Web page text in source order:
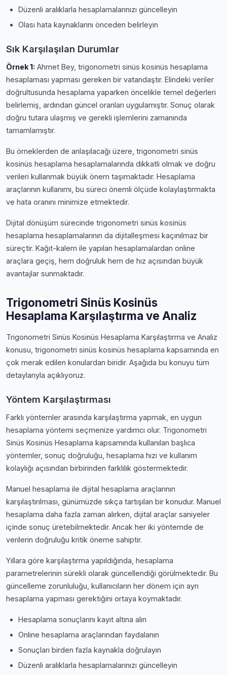
Düzenli aralıklarla hesaplamalarınızı güncelleyin
Olası hata kaynaklarını önceden belirleyin
Sık Karşılaşılan Durumlar
Örnek 1: Ahmet Bey, trigonometri sinüs kosinüs hesaplama
hesaplaması yapması gereken bir vatandaştır. Elindeki veriler
doğrultusunda hesaplama yaparken öncelikle temel değerleri
belirlemiş, ardından güncel oranları uygulamıştır. Sonuç olarak
doğru tutara ulaşmış ve gerekli işlemlerini zamanında
tamamlamıştır.
Bu örneklerden de anlaşılacağı üzere, trigonometri sinüs
kosinüs hesaplama hesaplamalarında dikkatli olmak ve doğru
verileri kullanmak büyük önem taşımaktadır. Hesaplama
araçlarının kullanımı, bu süreci önemli ölçüde kolaylaştırmakta
ve hata oranını minimize etmektedir.
Dijital dönüşüm sürecinde trigonometri sinüs kosinüs
hesaplama hesaplamalarının da dijitalleşmesi kaçınılmaz bir
süreçtir. Kağıt-kalem ile yapılan hesaplamalardan online
araçlara geçiş, hem doğruluk hem de hız açısından büyük
avantajlar sunmaktadır.
Trigonometri Sinüs Kosinüs
Hesaplama Karşılaştırma ve Analiz
Trigonometri Sinüs Kosinüs Hesaplama Karşılaştırma ve Analiz
konusu, trigonometri sinüs kosinüs hesaplama kapsamında en
çok merak edilen konulardan biridir. Aşağıda bu konuyu tüm
detaylarıyla açıklıyoruz.
Yöntem Karşılaştırması
Farklı yöntemler arasında karşılaştırma yapmak, en uygun
hesaplama yöntemi seçmenize yardımcı olur. Trigonometri
Sinüs Kosinüs Hesaplama kapsamında kullanılan başlıca
yöntemler, sonuç doğruluğu, hesaplama hızı ve kullanım
kolaylığı açısından birbirinden farklılık göstermektedir.
Manuel hesaplama ile dijital hesaplama araçlarının
karşılaştırılması, günümüzde sıkça tartışılan bir konudur. Manuel
hesaplama daha fazla zaman alırken, dijital araçlar saniyeler
içinde sonuç üretebilmektedir. Ancak her iki yöntemde de
verilerin doğruluğu kritik öneme sahiptir.
Yıllara göre karşılaştırma yapıldığında, hesaplama
parametrelerinin sürekli olarak güncellendiği görülmektedir. Bu
güncelleme zorunluluğu, kullanıcıların her dönem için ayrı
hesaplama yapması gerektiğini ortaya koymaktadır.
Hesaplama sonuçlarını kayıt altına alın
Online hesaplama araçlarından faydalanın
Sonuçları birden fazla kaynakla doğrulayın
Düzenli aralıklarla hesaplamalarınızı güncelleyin